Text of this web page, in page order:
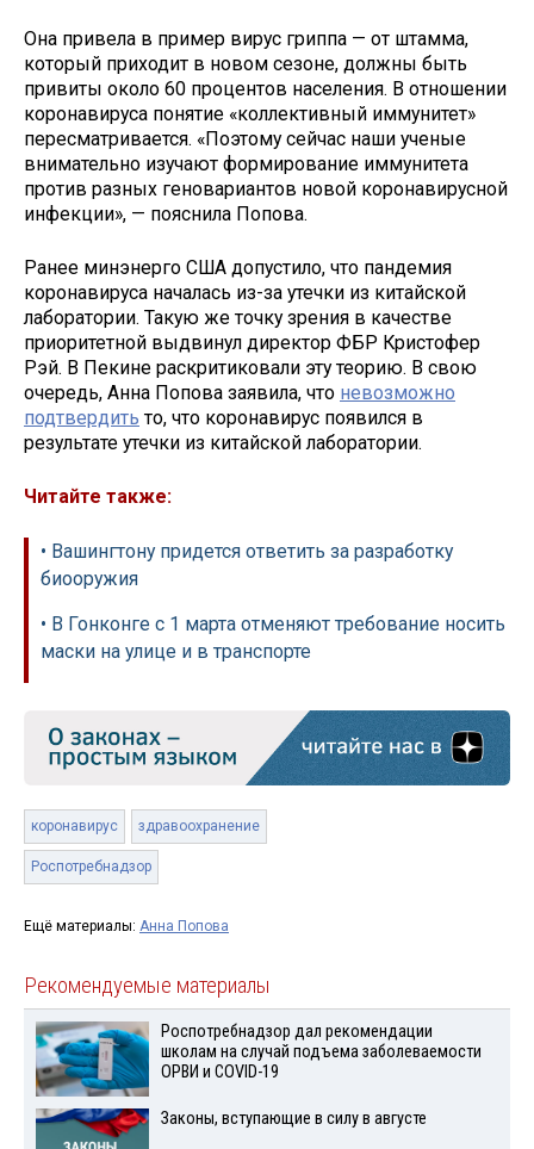
Она привела в пример вирус гриппа — от штамма,
который приходит в новом сезоне, должны быть
привиты около 60 процентов населения. В отношении
коронавируса понятие «коллективный иммунитет»
пересматривается. «Поэтому сейчас наши ученые
внимательно изучают формирование иммунитета
против разных геновариантов новой коронавирусной
инфекции», — пояснила Попова.
Ранее минэнерго США допустило, что пандемия
коронавируса началась из-за утечки из китайской
лаборатории. Такую же точку зрения в качестве
приоритетной выдвинул директор ФБР Кристофер
Рэй. В Пекине раскритиковали эту теорию. В свою
очередь, Анна Попова заявила, что невозможно
подтвердить то, что коронавирус появился в
результате утечки из китайской лаборатории.
Читайте также:
• Вашингтону придется ответить за разработку
биооружия
• В Гонконге с 1 марта отменяют требование носить
маски на улице и в транспорте
коронавирус здравоохранение
Роспотребнадзор
Ещё материалы: Анна Попова
Рекомендуемые материалы
Роспотребнадзор дал рекомендации
школам на случай подъема заболеваемости
ОРВИ и COVID-19
Законы, вступающие в силу в августе